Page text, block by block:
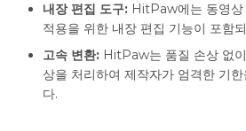
내장 편집 도구: HitPaw에는 동영상
적용을 위한 내장 편집 기능이 포함
고속 변환: HitPaw는 품질 손상 없
상을 처리하여 제작자가 엄격한 기
다.